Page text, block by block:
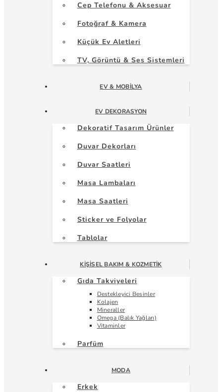
Cep Telefonu & Aksesuar
Fotoğraf & Kamera
Küçük Ev Aletleri
TV, Görüntü & Ses Sistemleri
EV & MOBILYA
EV DEKORASYON
Dekoratif Tasarım Ürünler
Duvar Dekorları
Duvar Saatleri
Masa Lambaları
Masa Saatleri
Sticker ve Folyolar
Tablolar
KIŞISEL BAKIM & KOZMETIK
Gıda Takviyeleri
Destekleyici Besinler
Kolajen
Mineraller
Omega (Balık Yağları)
Vitaminler
Parfüm
MODA
Erkek